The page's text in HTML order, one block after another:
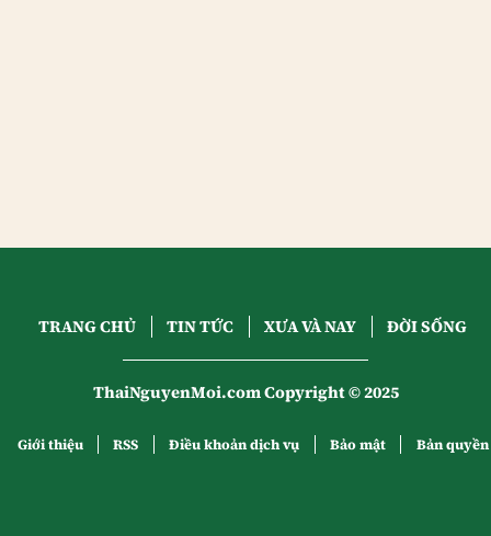
TRANG CHỦ TIN TỨC XƯA VÀ NAY ĐỜI SỐNG
ThaiNguyenMoi.com Copyright © 2025
Giới thiệu RSS Điều khoản dịch vụ Bảo mật Bản quyền